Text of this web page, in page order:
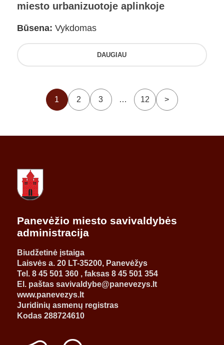
miesto urbanizuotoje aplinkoje
Būsena: Vykdomas
DAUGIAU
1 2 3 … 12 >
Panevėžio miesto savivaldybės
administracija
Biudžetinė įstaiga
Laisvės a. 20 LT-35200, Panevėžys
Tel. 8 45 501 360 , faksas 8 45 501 354
El. paštas savivaldybe@panevezys.lt
www.panevezys.lt
Juridinių asmenų registras
Kodas 288724610